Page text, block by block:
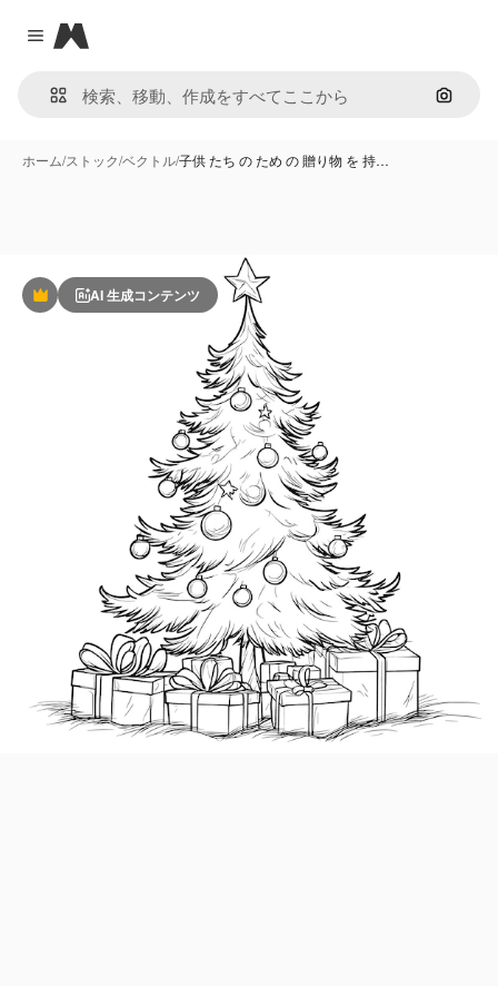
Close menu
Magnific
画像で
ホーム/ストック/ベクトル/子供 たち の ため の 贈り物 を 持…
PremiumAI 生成コンテンツ